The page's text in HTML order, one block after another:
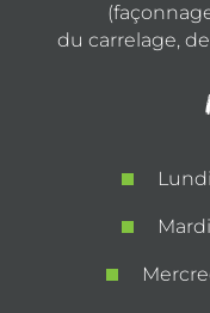
du carrelage,